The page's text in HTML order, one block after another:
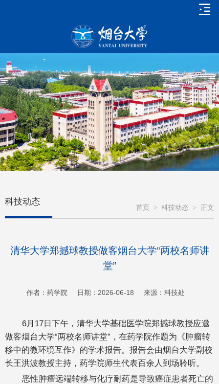
科技动态
首页 > 科技动态 > 正文
清华大学郑撼球教授做客烟台大学“两校名师讲
堂”
作者：药学院 日期：2026-06-18 来源：科技处
6月17日下午，清华大学基础医学院郑撼球教授应邀
做客烟台大学“两校名师讲堂”，在药学院作题为《肿瘤转
移中的微环境互作》的学术报告。报告会由烟台大学副校
长王洪波教授主持，药学院师生代表百余人到场聆听。
恶性肿瘤远端转移与化疗耐药是导致癌症患者死亡的